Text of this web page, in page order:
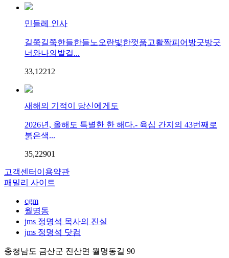
민들레 인사
길쭉길쭉한들한들노오란빛한껏품고활짝피어방긋방긋
너와나의발걸...
33,12212
새해의 기적이 당신에게도
2026년, 올해도 특별한 한 해다.- 육십 간지의 43번째로
붉은색...
35,22901
고객센터 이용약관
패밀리 사이트
cgm
월명동
jms 정명석 목사의 진실
jms 정명석 닷컴
충청남도 금산군 진산면 월명동길 90